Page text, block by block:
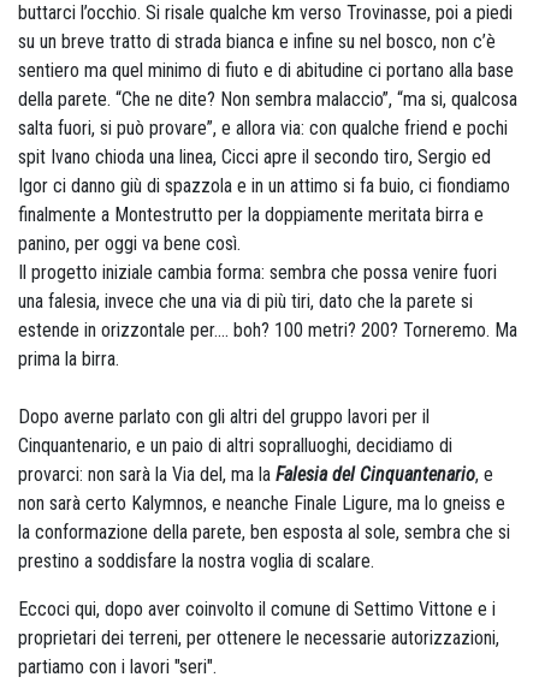
buttarci l’occhio. Si risale qualche km verso Trovinasse, poi a piedi
su un breve tratto di strada bianca e infine su nel bosco, non c’è
sentiero ma quel minimo di fiuto e di abitudine ci portano alla base
della parete. “Che ne dite? Non sembra malaccio”, “ma si, qualcosa
salta fuori, si può provare”, e allora via: con qualche friend e pochi
spit Ivano chioda una linea, Cicci apre il secondo tiro, Sergio ed
Igor ci danno giù di spazzola e in un attimo si fa buio, ci fiondiamo
finalmente a Montestrutto per la doppiamente meritata birra e
panino, per oggi va bene così.
Il progetto iniziale cambia forma: sembra che possa venire fuori
una falesia, invece che una via di più tiri, dato che la parete si
estende in orizzontale per.... boh? 100 metri? 200? Torneremo. Ma
prima la birra.
Dopo averne parlato con gli altri del gruppo lavori per il
Cinquantenario, e un paio di altri sopralluoghi, decidiamo di
provarci: non sarà la Via del, ma la Falesia del Cinquantenario, e
non sarà certo Kalymnos, e neanche Finale Ligure, ma lo gneiss e
la conformazione della parete, ben esposta al sole, sembra che si
prestino a soddisfare la nostra voglia di scalare.
Eccoci qui, dopo aver coinvolto il comune di Settimo Vittone e i
proprietari dei terreni, per ottenere le necessarie autorizzazioni,
partiamo con i lavori "seri".